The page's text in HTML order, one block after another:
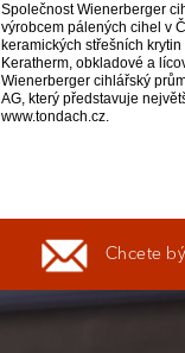
Společnost Wienerberger
výrobcem pálených cihel v
keramických střešních
Keratherm, obkladové a
Wienerberger cihlářský
AG, který představuje
www.tondach.cz.
Chcete